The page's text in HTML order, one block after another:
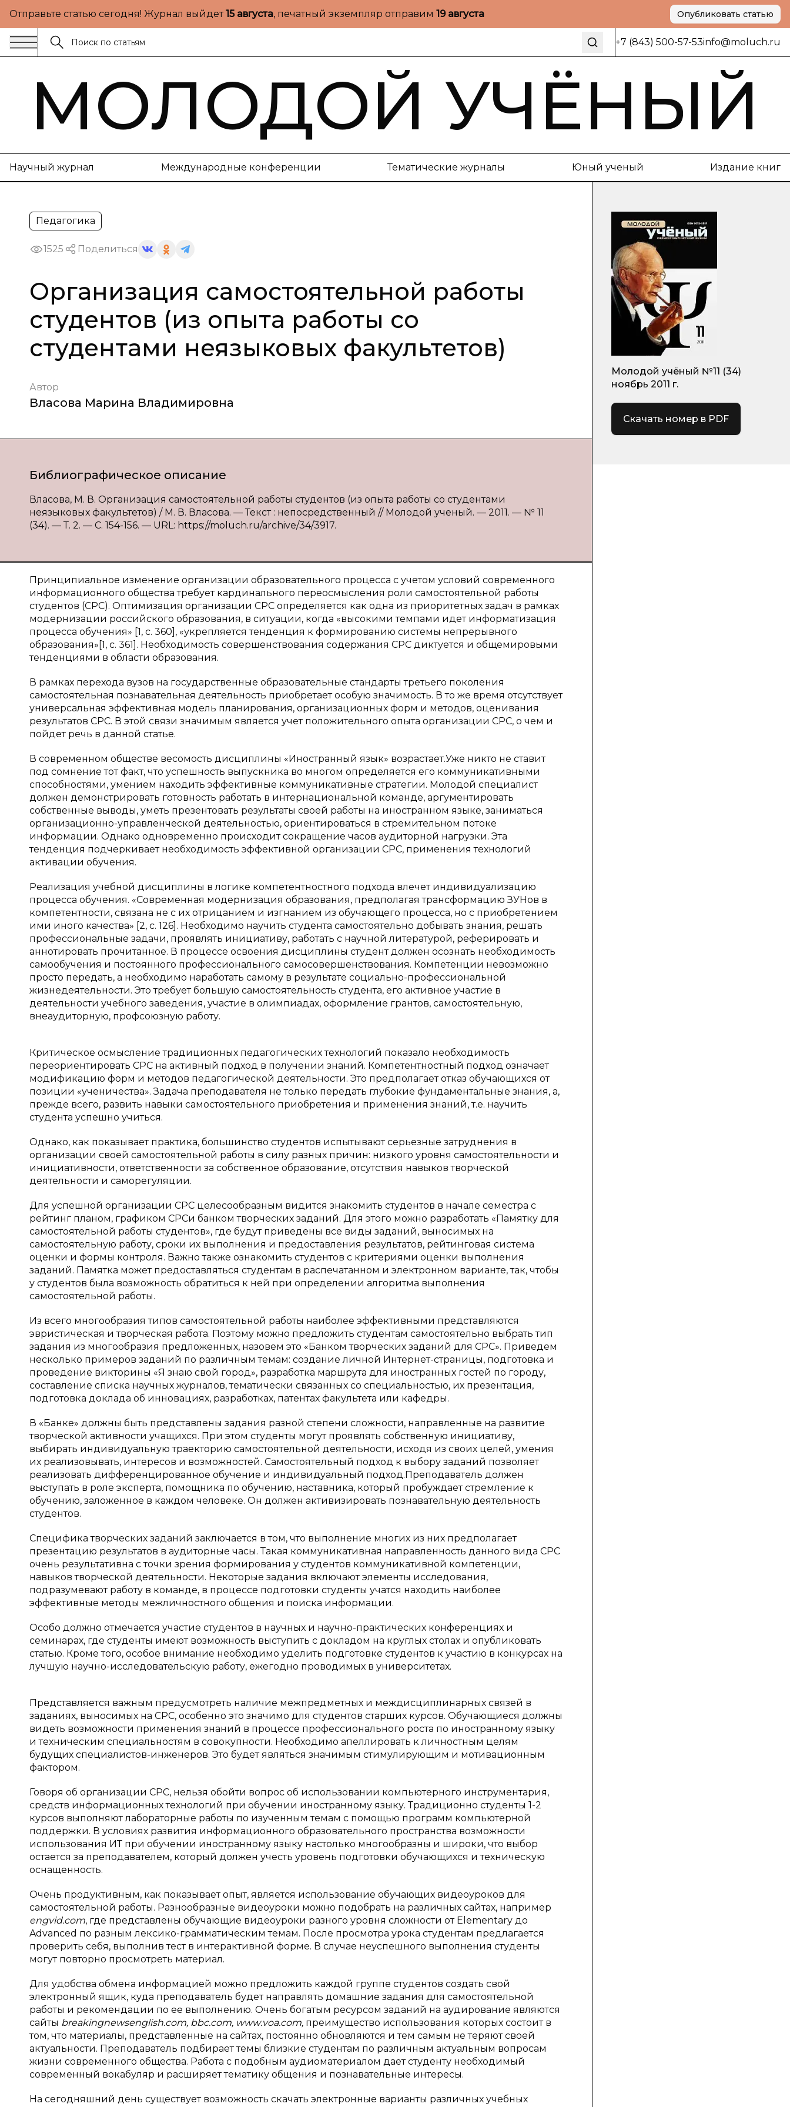
Отправьте статью сегодня! Журнал выйдет15 августа, печатный экземпляр отправим 19 августа Опубликовать статью
+7 (843) 500-57-53info@moluch.ru
МОЛОДОЙ УЧЁНЫЙ
Научный журнал Международные конференции Тематические журналы Юный ученый Издание книг
Педагогика
1525 Поделиться
Организация самостоятельной работы
студентов (из опыта работы со
студентами неязыковых факультетов)
Автор
Власова Марина Владимировна
Библиографическое описание
Власова, М. В. Организация самостоятельной работы студентов (из опыта работы со студентами
неязыковых факультетов) / М. В. Власова. — Текст : непосредственный // Молодой ученый. — 2011. — № 11
(34). — Т. 2. — С. 154-156. — URL: https://moluch.ru/archive/34/3917.
Принципиальное изменение организации образовательного процесса с учетом условий современного
информационного общества требует кардинального переосмысления роли самостоятельной работы
студентов (СРС). Оптимизация организации СРС определяется как одна из приоритетных задач в рамках
модернизации российского образования, в ситуации, когда «высокими темпами идет информатизация
процесса обучения» [1, c. 360], «укрепляется тенденция к формированию системы непрерывного
образования»[1, c. 361]. Необходимость совершенствования содержания СРС диктуется и общемировыми
тенденциями в области образования.
В рамках перехода вузов на государственные образовательные стандарты третьего поколения
самостоятельная познавательная деятельность приобретает особую значимость. В то же время отсутствует
универсальная эффективная модель планирования, организационных форм и методов, оценивания
результатов СРС. В этой связи значимым является учет положительного опыта организации СРС, о чем и
пойдет речь в данной статье.
В современном обществе весомость дисциплины «Иностранный язык» возрастает.Уже никто не ставит
под сомнение тот факт, что успешность выпускника во многом определяется его коммуникативными
способностями, умением находить эффективные коммуникативные стратегии. Молодой специалист
должен демонстрировать готовность работать в интернациональной команде, аргументировать
собственные выводы, уметь презентовать результаты своей работы на иностранном языке, заниматься
организационно-управленческой деятельностью, ориентироваться в стремительном потоке
информации. Однако одновременно происходит сокращение часов аудиторной нагрузки. Эта
тенденция подчеркивает необходимость эффективной организации СРС, применения технологий
активации обучения.
Реализация учебной дисциплины в логике компетентностного подхода влечет индивидуализацию
процесса обучения. «Современная модернизация образования, предполагая трансформацию ЗУНов в
компетентности, связана не с их отрицанием и изгнанием из обучающего процесса, но с приобретением
ими иного качества» [2, c. 126]. Необходимо научить студента самостоятельно добывать знания, решать
профессиональные задачи, проявлять инициативу, работать с научной литературой, реферировать и
аннотировать прочитанное. В процессе освоения дисциплины студент должен осознать необходимость
самообучения и постоянного профессионального самосовершенствования. Компетенции невозможно
просто передать, а необходимо наработать самому в результате социально-профессиональной
жизнедеятельности. Это требует большую самостоятельность студента, его активное участие в
деятельности учебного заведения, участие в олимпиадах, оформление грантов, самостоятельную,
внеаудиторную, профсоюзную работу.
Критическое осмысление традиционных педагогических технологий показало необходимость
переориентировать СРС на активный подход в получении знаний. Компетентностный подход означает
модификацию форм и методов педагогической деятельности. Это предполагает отказ обучающихся от
позиции «ученичества». Задача преподавателя не только передать глубокие фундаментальные знания, а,
прежде всего, развить навыки самостоятельного приобретения и применения знаний, т.е. научить
студента успешно учиться.
Однако, как показывает практика, большинство студентов испытывают серьезные затруднения в
организации своей самостоятельной работы в силу разных причин: низкого уровня самостоятельности и
инициативности, ответственности за собственное образование, отсутствия навыков творческой
деятельности и саморегуляции.
Для успешной организации СРС целесообразным видится знакомить студентов в начале семестра с
рейтинг планом, графиком СРСи банком творческих заданий. Для этого можно разработать «Памятку для
самостоятельной работы студентов», где будут приведены все виды заданий, выносимых на
самостоятельную работу, сроки их выполнения и предоставления результатов, рейтинговая система
оценки и формы контроля. Важно также ознакомить студентов с критериями оценки выполнения
заданий. Памятка может предоставляться студентам в распечатанном и электронном варианте, так, чтобы
у студентов была возможность обратиться к ней при определении алгоритма выполнения
самостоятельной работы.
Из всего многообразия типов самостоятельной работы наиболее эффективными представляются
эвристическая и творческая работа. Поэтому можно предложить студентам самостоятельно выбрать тип
задания из многообразия предложенных, назовем это «Банком творческих заданий для СРС». Приведем
несколько примеров заданий по различным темам: создание личной Интернет-страницы, подготовка и
проведение викторины «Я знаю свой город», разработка маршрута для иностранных гостей по городу,
составление списка научных журналов, тематически связанных со специальностью, их презентация,
подготовка доклада об инновациях, разработках, патентах факультета или кафедры.
В «Банке» должны быть представлены задания разной степени сложности, направленные на развитие
творческой активности учащихся. При этом студенты могут проявлять собственную инициативу,
выбирать индивидуальную траекторию самостоятельной деятельности, исходя из своих целей, умения
их реализовывать, интересов и возможностей. Самостоятельный подход к выбору заданий позволяет
реализовать дифференцированное обучение и индивидуальный подход.Преподаватель должен
выступать в роле эксперта, помощника по обучению, наставника, который пробуждает стремление к
обучению, заложенное в каждом человеке. Он должен активизировать познавательную деятельность
студентов.
Специфика творческих заданий заключается в том, что выполнение многих из них предполагает
презентацию результатов в аудиторные часы. Такая коммуникативная направленность данного вида СРС
очень результативна с точки зрения формирования у студентов коммуникативной компетенции,
навыков творческой деятельности. Некоторые задания включают элементы исследования,
подразумевают работу в команде, в процессе подготовки студенты учатся находить наиболее
эффективные методы межличностного общения и поиска информации.
Особо должно отмечается участие студентов в научных и научно-практических конференциях и
семинарах, где студенты имеют возможность выступить с докладом на круглых столах и опубликовать
статью. Кроме того, особое внимание необходимо уделить подготовке студентов к участию в конкурсах на
лучшую научно-исследовательскую работу, ежегодно проводимых в университетах.
Представляется важным предусмотреть наличие межпредметных и междисциплинарных связей в
заданиях, выносимых на СРС, особенно это значимо для студентов старших курсов. Обучающиеся должны
видеть возможности применения знаний в процессе профессионального роста по иностранному языку
и техническим специальностям в совокупности. Необходимо апеллировать к личностным целям
будущих специалистов-инженеров. Это будет являться значимым стимулирующим и мотивационным
фактором.
Говоря об организации СРС, нельзя обойти вопрос об использовании компьютерного инструментария,
средств информационных технологий при обучении иностранному языку. Традиционно студенты 1-2
курсов выполняют лабораторные работы по изученным темам с помощью программ компьютерной
поддержки. В условиях развития информационного образовательного пространства возможности
использования ИТ при обучении иностранному языку настолько многообразны и широки, что выбор
остается за преподавателем, который должен учесть уровень подготовки обучающихся и техническую
оснащенность.
Очень продуктивным, как показывает опыт, является использование обучающих видеоуроков для
самостоятельной работы. Разнообразные видеоуроки можно подобрать на различных сайтах, например
engvid.com, где представлены обучающие видеоуроки разного уровня сложности от Elementary до
Advanced по разным лексико-грамматическим темам. После просмотра урока студентам предлагается
проверить себя, выполнив тест в интерактивной форме. В случае неуспешного выполнения студенты
могут повторно просмотреть материал.
Для удобства обмена информацией можно предложить каждой группе студентов создать свой
электронный ящик, куда преподаватель будет направлять домашние задания для самостоятельной
работы и рекомендации по ее выполнению. Очень богатым ресурсом заданий на аудирование являются
сайты breakingnewsenglish.com, bbc.com, www.voa.com, преимущество использования которых состоит в
том, что материалы, представленные на сайтах, постоянно обновляются и тем самым не теряют своей
актуальности. Преподаватель подбирает темы близкие студентам по различным актуальным вопросам
жизни современного общества. Работа с подобным аудиоматериалом дает студенту необходимый
современный вокабуляр и расширяет тематику общения и познавательные интересы.
На сегодняшний день существует возможность скачать электронные варианты различных учебных
Молодой учёный №11 (34)
ноябрь 2011 г.
Скачать номер в PDF